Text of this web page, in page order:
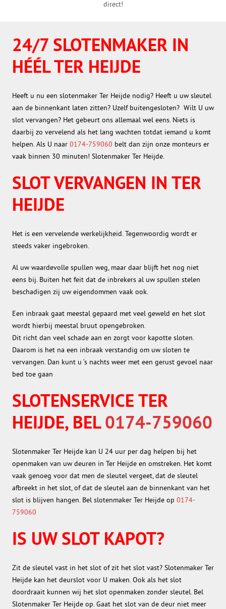
direct!
24/7 SLOTENMAKER IN
HÉÉL TER HEIJDE
Heeft u nu een slotenmaker Ter Heijde nodig? Heeft u uw sleutel
aan de binnenkant laten zitten? Uzelf buitengesloten? Wilt U uw
slot vervangen? Het gebeurt ons allemaal wel eens. Niets is
daarbij zo vervelend als het lang wachten totdat iemand u komt
helpen. Als U naar 0174-759060 belt dan zijn onze monteurs er
vaak binnen 30 minuten! Slotenmaker Ter Heijde.
SLOT VERVANGEN IN TER
HEIJDE
Het is een vervelende werkelijkheid. Tegenwoordig wordt er
steeds vaker ingebroken.
Al uw waardevolle spullen weg, maar daar blijft het nog niet
eens bij. Buiten het feit dat de inbrekers al uw spullen stelen
beschadigen zij uw eigendommen vaak ook.
Een inbraak gaat meestal gepaard met veel geweld en het slot
wordt hierbij meestal bruut opengebroken.
Dit richt dan veel schade aan en zorgt voor kapotte sloten.
Daarom is het na een inbraak verstandig om uw sloten te
vervangen. Dan kunt u ‘s nachts weer met een gerust gevoel naar
bed toe gaan
SLOTENSERVICE TER
HEIJDE, BEL0174-759060
Slotenmaker Ter Heijde kan U 24 uur per dag helpen bij het
openmaken van uw deuren in Ter Heijde en omstreken. Het komt
vaak genoeg voor dat men de sleutel vergeet, dat de sleutel
afbreekt in het slot, of dat de sleutel aan de binnenkant van het
slot is blijven hangen. Bel slotenmaker Ter Heijde op 0174-
759060
IS UW SLOT KAPOT?
Zit de sleutel vast in het slot of zit het slot vast? Slotenmaker Ter
Heijde kan het deurslot voor U maken. Ook als het slot
doordraait kunnen wij het slot openmaken zonder sleutel. Bel
Slotenmaker Ter Heijde op. Gaat het slot van de deur niet meer